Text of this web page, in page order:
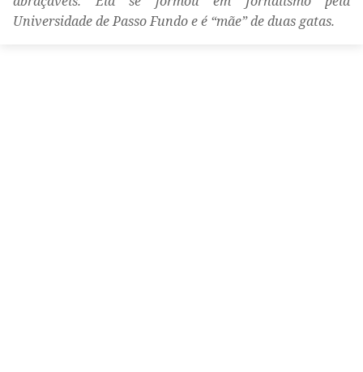
Universidade de Passo Fundo e é “mãe” de duas gatas.